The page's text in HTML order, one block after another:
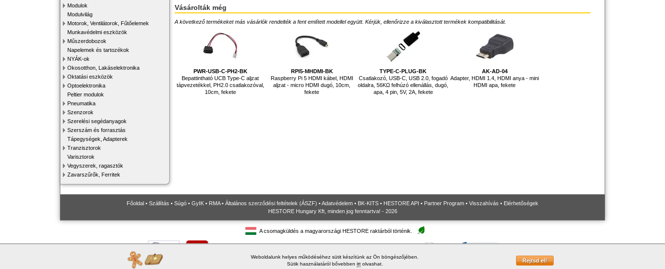
Modulok
Modulvilág
Motorok, Ventilátorok, Fűtőelemek
Munkavédelmi eszközök
Műszerdobozok
Napelemek és tartozékok
NYÁK-ok
Okosotthon, Lakáselektronika
Oktatási eszközök
Optoelektronika
Peltier modulok
Pneumatika
Szenzorok
Szerelési segédanyagok
Szerszám és forrasztás
Tápegységek, Adapterek
Tranzisztorok
Varisztorok
Vegyszerek, ragasztók
Zavarszűrők, Ferritek
Vásárolták még
A következő termékeket más vásárlók rendelték a fent említett modellel együtt. Kérjük, ellenőrizze a kiválasztott termékek kompatibilitását.
PWR-USB-C-PH2-BK
Bepattintható UCB Type-C aljzat
tápvezetékkel, PH2.0 csatlakozóval,
10cm, fekete
RPI5-MHDMI-BK
Raspberry Pi 5 HDMI kábel, HDMI
aljzat - micro HDMI dugó, 10cm,
fekete
TYPE-C-PLUG-BK
Csatlakozó, USB-C, USB 2.0, fogadó
oldalra, 56KΩ felhúzó ellenállás, dugó,
apa, 4 pin, 5V, 2A, fekete
AK-AD-04
Adapter, HDMI 1.4, HDMI anya - mini
HDMI apa, fekete
Főoldal • Szállítás • Súgó • GyIK • RMA• Általános szerződési feltételek (ÁSZF) •Adatvédelem • BK-KITS • HESTORE API • Partner Program • Visszahívás • Elérhetőségek
HESTORE Hungary Kft, minden jog fenntartva! - 2026
Weboldalunk helyes működéséhez sütit készítünk az Ön böngészőjében.
Sütik használatáról bővebben ittolvashat.
A csomagküldés a magyarországi HESTORE raktárból történik.